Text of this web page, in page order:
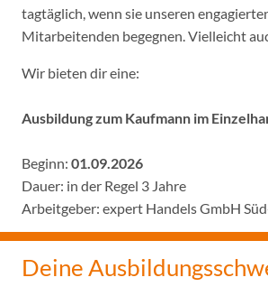
tagtäglich, wenn sie unseren
Mitarbeitenden begegnen. Vielleicht
Wir bieten dir eine:
Ausbildung zum Kaufmann im
Beginn: 01.09.2026
Dauer: in der Regel 3 Jahre
Arbeitgeber: expert Handels GmbH
Deine